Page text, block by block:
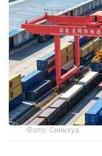
Фото: Синьхуа